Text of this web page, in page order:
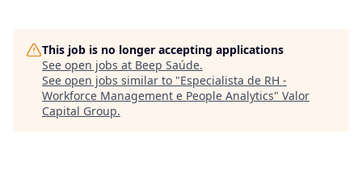
This job is no longer accepting applications
See open jobs at Beep Saúde.
See open jobs similar to "Especialista de RH -
Workforce Management e People Analytics" Valor
Capital Group.